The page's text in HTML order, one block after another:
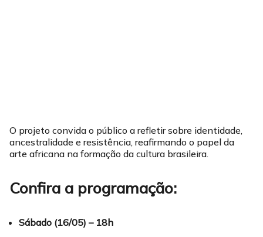
O projeto convida o público a refletir sobre identidade,
ancestralidade e resistência, reafirmando o papel da
arte africana na formação da cultura brasileira.
Confira a programação:
Sábado (16/05) – 18h